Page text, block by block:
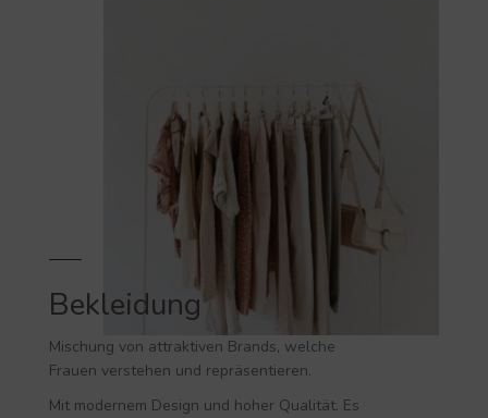
Bekleidung
Mischung von attraktiven Brands, welche
Frauen verstehen und repräsentieren.
Mit modernem Design und hoher Qualität. Es